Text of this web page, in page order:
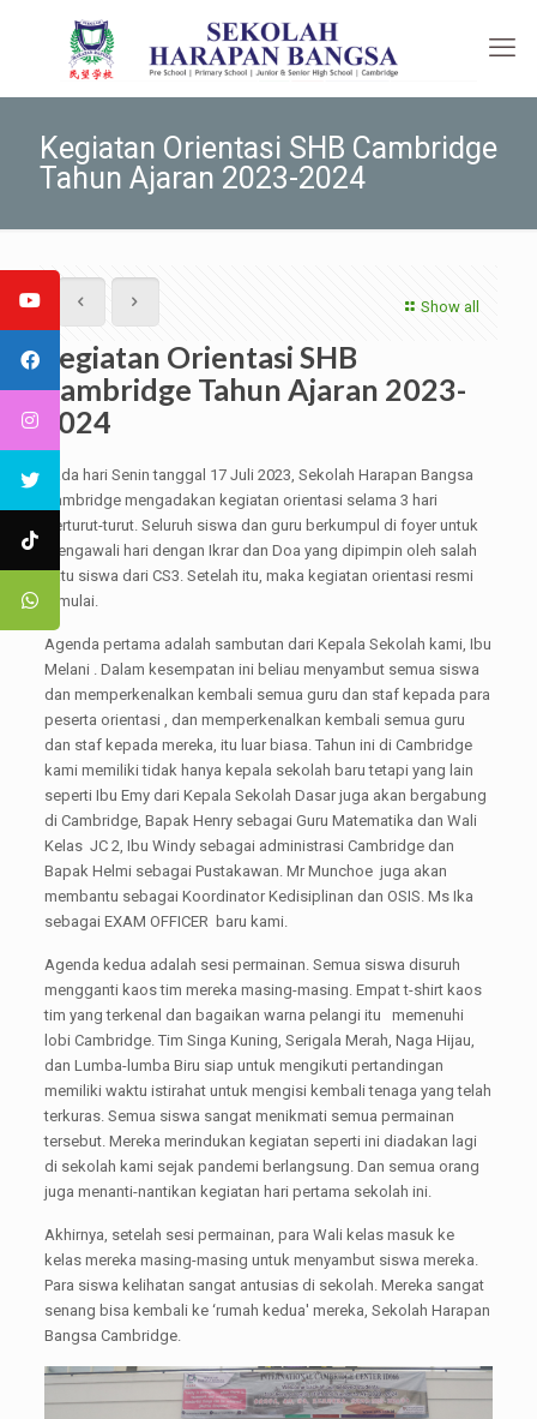
Kegiatan Orientasi SHB Cambridge
Tahun Ajaran 2023-2024
Show all
Kegiatan Orientasi SHB
Cambridge Tahun Ajaran 2023-
2024
Pada hari Senin tanggal 17 Juli 2023, Sekolah Harapan Bangsa
Cambridge mengadakan kegiatan orientasi selama 3 hari
berturut-turut. Seluruh siswa dan guru berkumpul di foyer untuk
mengawali hari dengan Ikrar dan Doa yang dipimpin oleh salah
satu siswa dari CS3. Setelah itu, maka kegiatan orientasi resmi
dimulai.
Agenda pertama adalah sambutan dari Kepala Sekolah kami, Ibu
Melani . Dalam kesempatan ini beliau menyambut semua siswa
dan memperkenalkan kembali semua guru dan staf kepada para
peserta orientasi , dan memperkenalkan kembali semua guru
dan staf kepada mereka, itu luar biasa. Tahun ini di Cambridge
kami memiliki tidak hanya kepala sekolah baru tetapi yang lain
seperti Ibu Emy dari Kepala Sekolah Dasar juga akan bergabung
di Cambridge, Bapak Henry sebagai Guru Matematika dan Wali
Kelas JC 2, Ibu Windy sebagai administrasi Cambridge dan
Bapak Helmi sebagai Pustakawan. Mr Munchoe juga akan
membantu sebagai Koordinator Kedisiplinan dan OSIS. Ms Ika
sebagai EXAM OFFICER baru kami.
Agenda kedua adalah sesi permainan. Semua siswa disuruh
mengganti kaos tim mereka masing-masing. Empat t-shirt kaos
tim yang terkenal dan bagaikan warna pelangi itu memenuhi
lobi Cambridge. Tim Singa Kuning, Serigala Merah, Naga Hijau,
dan Lumba-lumba Biru siap untuk mengikuti pertandingan
memiliki waktu istirahat untuk mengisi kembali tenaga yang telah
terkuras. Semua siswa sangat menikmati semua permainan
tersebut. Mereka merindukan kegiatan seperti ini diadakan lagi
di sekolah kami sejak pandemi berlangsung. Dan semua orang
juga menanti-nantikan kegiatan hari pertama sekolah ini.
Akhirnya, setelah sesi permainan, para Wali kelas masuk ke
kelas mereka masing-masing untuk menyambut siswa mereka.
Para siswa kelihatan sangat antusias di sekolah. Mereka sangat
senang bisa kembali ke ‘rumah kedua' mereka, Sekolah Harapan
Bangsa Cambridge.